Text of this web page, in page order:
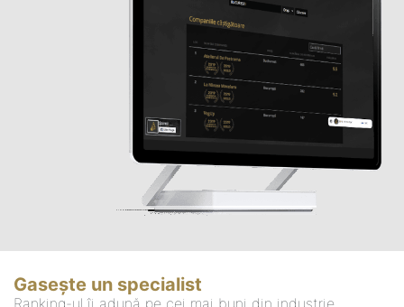
Gasește un specialist